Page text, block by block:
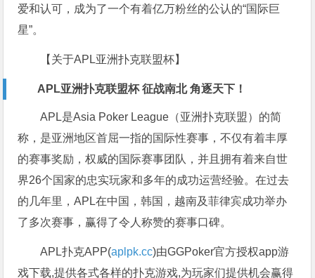
爱和认可，成为了一个有着亿万粉丝的公认的“国际巨
星”。
【关于APL亚洲扑克联盟杯】
APL亚洲扑克联盟杯 征战南北 角逐天下！
APL是Asia Poker League（亚洲扑克联盟）的简
称，是亚洲地区首屈一指的国际性赛事，不仅有着丰厚
的赛事奖励，权威的国际赛事团队，并且拥有着来自世
界26个国家的忠实玩家和多年的成功运营经验。在过去
的几年里，APL在中国，韩国，越南及菲律宾成功举办
了多次赛事，赢得了令人称赞的赛事口碑。
APL扑克APP(aplpk.cc)由GGPoker官方授权app游
戏下载,提供各式各样的扑克游戏,为玩家们提供机会赢得